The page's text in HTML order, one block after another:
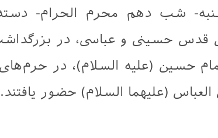
شب دهم محرم الحرام- دسته
قدس حسینی و عباسی، در
حسین (علیه السلام)، در
(علیهما السلام) حضور یافتند.